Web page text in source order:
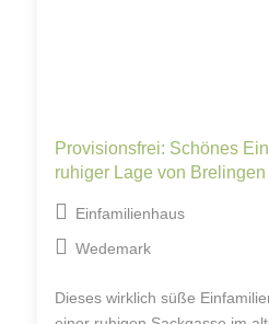
Provisionsfrei: Schönes
ruhiger Lage von
Einfamilienhaus
Wedemark
Dieses wirklich süße